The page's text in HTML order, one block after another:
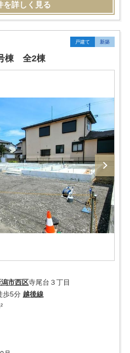
を詳しく見る
戸建て 新築
棟 全2棟
潟市西区寺尾台３丁目
歩5分 越後線